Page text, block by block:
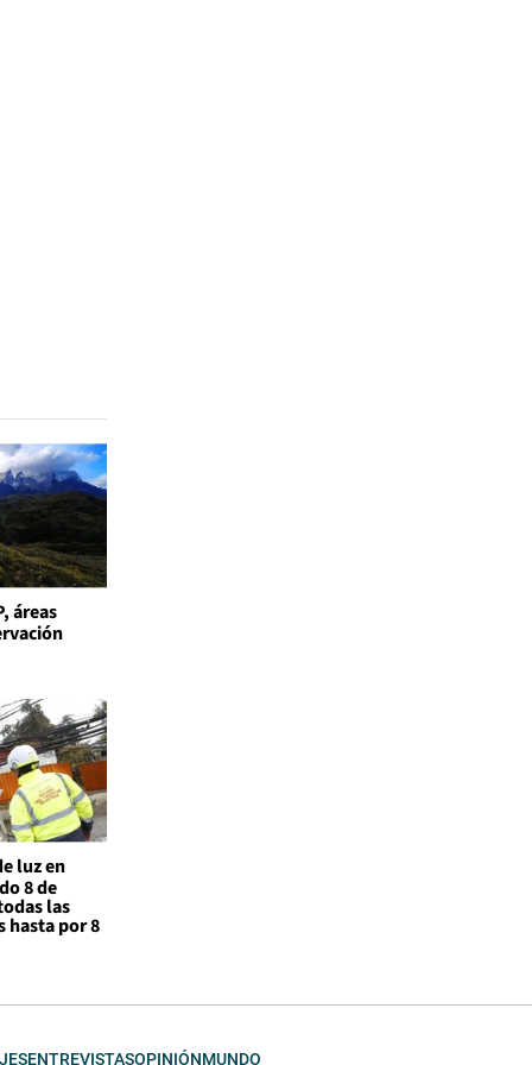
áreas
luz en
8 de
las
hasta por 8
ENTREVISTASOPINIÓNMUNDO